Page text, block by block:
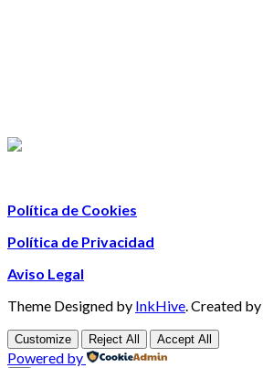
Política de Cookies
Política de Privacidad
Aviso Legal
Theme Designed by InkHive Created by
Customize Reject All Accept All
Powered by